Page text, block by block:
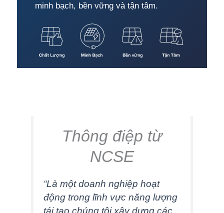
minh bạch, bền vững và tận tâm.
Thông điệp từ
NCSE
“Là một doanh nghiệp hoạt
động trong lĩnh vực năng lượng
tái tạo,chúng tôi xây dựng các